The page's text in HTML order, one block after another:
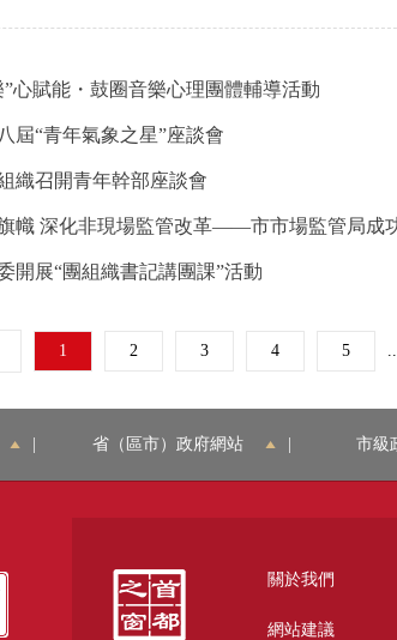
心賦能・鼓圈音樂心理團體輔導活動
屆“青年氣象之星”座談會
織召開青年幹部座談會
幟 深化非現場監管改革——市市場監管局成
開展“團組織書記講團課”活動
1 2 3 4 5
省（區市）政府網站 市級
關於我們
網站建議